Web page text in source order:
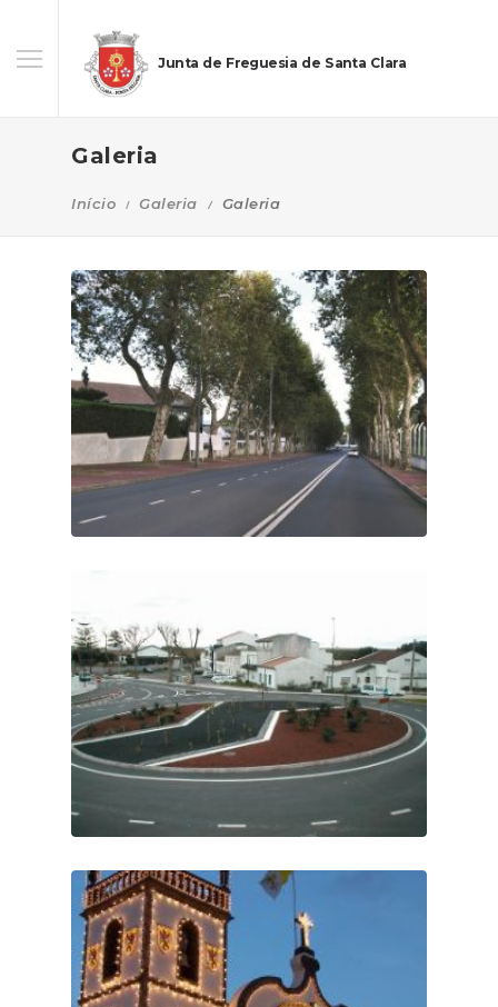
Junta de Freguesia de Santa Clara
Galeria
Início Galeria Galeria